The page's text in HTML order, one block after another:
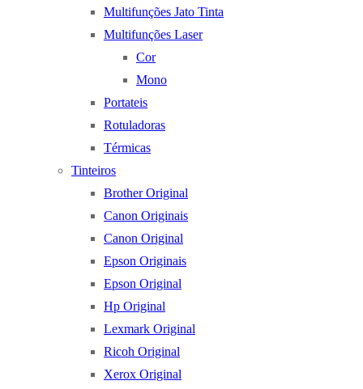
Multifunções Jato Tinta
Multifunções Laser
Cor
Mono
Portateis
Rotuladoras
Térmicas
Tinteiros
Brother Original
Canon Originais
Canon Original
Epson Originais
Epson Original
Hp Original
Lexmark Original
Ricoh Original
Xerox Original